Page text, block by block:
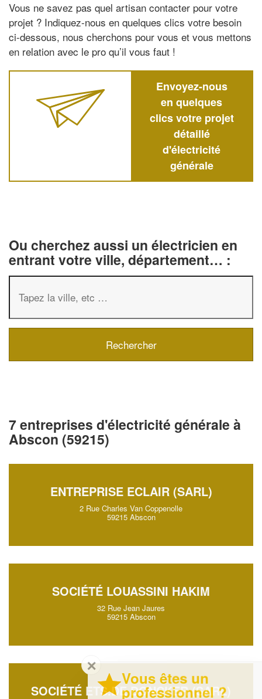
Vous ne savez pas quel artisan contacter pour votre
projet ? Indiquez-nous en quelques clics votre besoin
ci-dessous, nous cherchons pour vous et vous mettons
en relation avec le pro qu’il vous faut !
Envoyez-nous
en quelques
clics votre projet
détaillé
d'électricité
générale
Ou cherchez aussi un électricien en
entrant votre ville, département… :
7 entreprises d'électricité générale à
Abscon (59215)
ENTREPRISE ECLAIR (SARL)
2 Rue Charles Van Coppenolle
59215 Abscon
SOCIÉTÉ LOUASSINI HAKIM
32 Rue Jean Jaures
59215 Abscon
SOCIÉTÉ ETS.DE DONCKER (SARL)
✕
Vous êtes un
professionnel ?